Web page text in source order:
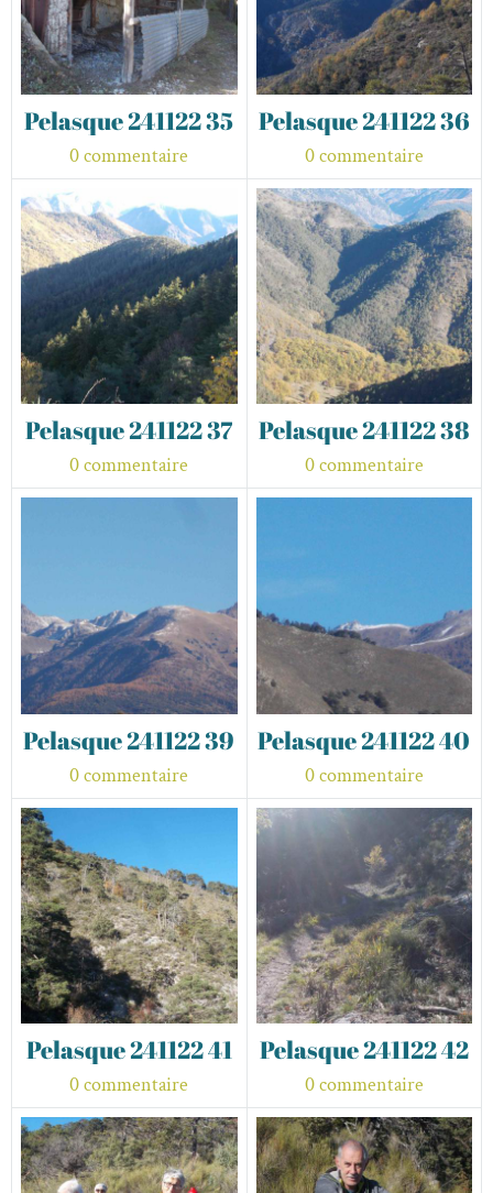
Pelasque 241122 35
0 commentaire
Pelasque 241122 36
0 commentaire
Pelasque 241122 37
0 commentaire
Pelasque 241122 38
0 commentaire
Pelasque 241122 39
0 commentaire
Pelasque 241122 40
0 commentaire
Pelasque 241122 41
0 commentaire
Pelasque 241122 42
0 commentaire